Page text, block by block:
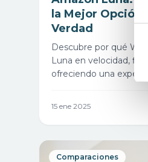
la Mejor Opción
Verdad
Descubre por qué
Luna en velocidad,
ofreciendo una
15 ene 2025
Comparaciones